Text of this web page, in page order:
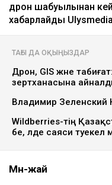
дрон шабуылынан
хабарлайды
ТАҒЫ ДА ОҚЫҢЫЗДАР
Дрон, GIS және
зертханасына
Владимир Зеленский
Wildberries-тің
бе, әлде саяси тәуекел
Мән-жай